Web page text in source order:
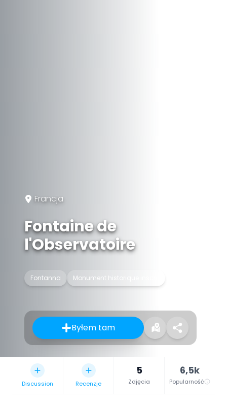
Francja
Fontaine de
l'Observatoire
Fontanna Monument historique inscrit
Byłem tam
Discussion Recenzje
5
Zdjęcia
6,5k
Popularność